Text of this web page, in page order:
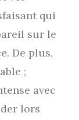
qui
sur le
De plus,
;
avec
lors